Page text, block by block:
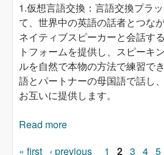
1.仮想言語交換：言語交換プラ
て、世界中の英語の話者とつな
ネイティブスピーカーと会話す
トフォームを提供し、スピーキ
ルを自然で本物の方法で練習で
語とパートナーの母国語で話し
お互いに提供します。
Read more
« first ‹ previous 1 2 3 4 5